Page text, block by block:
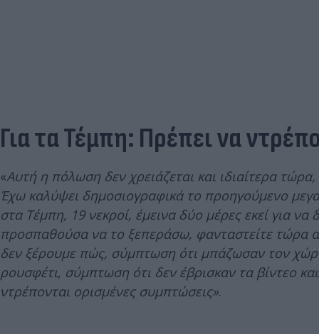
Για τα Τέμπη: Πρέπει να
«Αυτή η πόλωση δεν χρειάζεται και ιδιαίτερα
Έχω καλύψει δημοσιογραφικά το προηγούμενο
στα Τέμπη, 19 νεκροί, έμεινα δύο μέρες εκεί για
προσπαθούσα να το ξεπεράσω, φανταστείτε τώρα
δεν ξέρουμε πώς, σύμπτωση ότι μπάζωσαν τον
ρουσφέτι, σύμπτωση ότι δεν έβρισκαν τα βίντεο
ντρέπονται ορισμένες συμπτώσεις».